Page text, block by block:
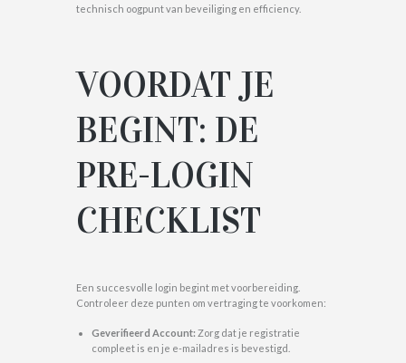
technisch oogpunt van beveiliging en efficiency.
VOORDAT JE
BEGINT: DE
PRE-LOGIN
CHECKLIST
Een succesvolle login begint met voorbereiding.
Controleer deze punten om vertraging te voorkomen:
Geverifieerd Account: Zorg dat je registratie
compleet is en je e-mailadres is bevestigd.